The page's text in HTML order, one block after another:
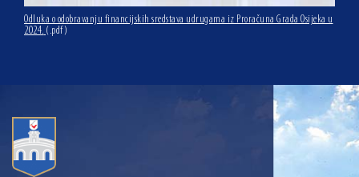
Odluka o odobravanju financijskih sredstava udrugama iz Proračuna Grada Osijeka u
2024. (.pdf)